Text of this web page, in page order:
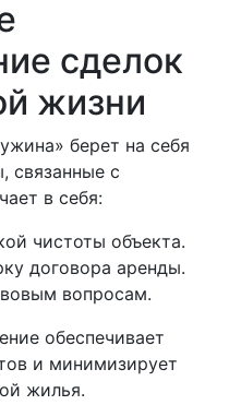
сделок
жизни
берет на себя
связанные с
в себя:
чистоты объекта.
договора аренды.
вопросам.
обеспечивает
и минимизирует
жилья.